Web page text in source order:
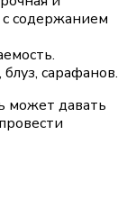
с содержанием
сарафанов.
может давать